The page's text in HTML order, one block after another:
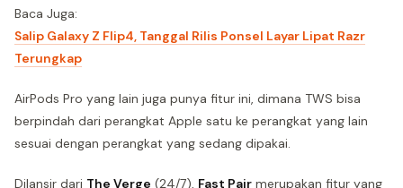
Baca Juga:
Salip Galaxy Z Flip4, Tanggal Rilis Ponsel Layar Lipat Razr
Terungkap
AirPods Pro yang lain juga punya fitur ini, dimana TWS bisa
berpindah dari perangkat Apple satu ke perangkat yang lain
sesuai dengan perangkat yang sedang dipakai.
Dilansir dari The Verge (24/7), Fast Pair merupakan fitur yang